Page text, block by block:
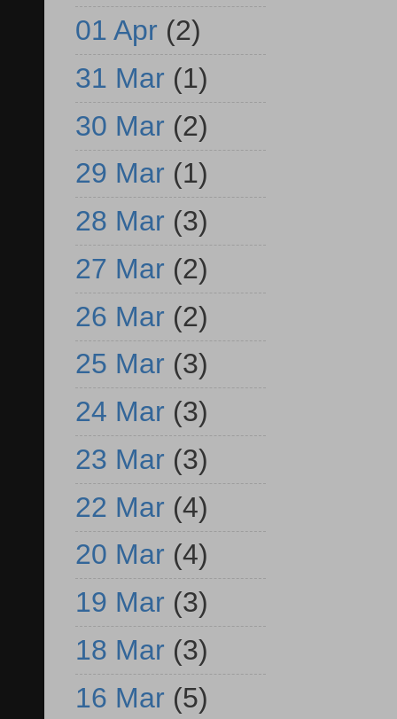
01 Apr (2)
31 Mar (1)
30 Mar (2)
29 Mar (1)
28 Mar (3)
27 Mar (2)
26 Mar (2)
25 Mar (3)
24 Mar (3)
23 Mar (3)
22 Mar (4)
20 Mar (4)
19 Mar (3)
18 Mar (3)
16 Mar (5)